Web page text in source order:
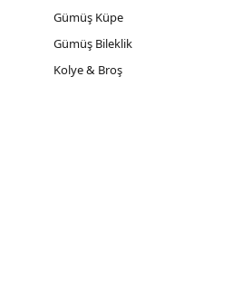
Gümüş Küpe
Gümüş Bileklik
Kolye & Broş